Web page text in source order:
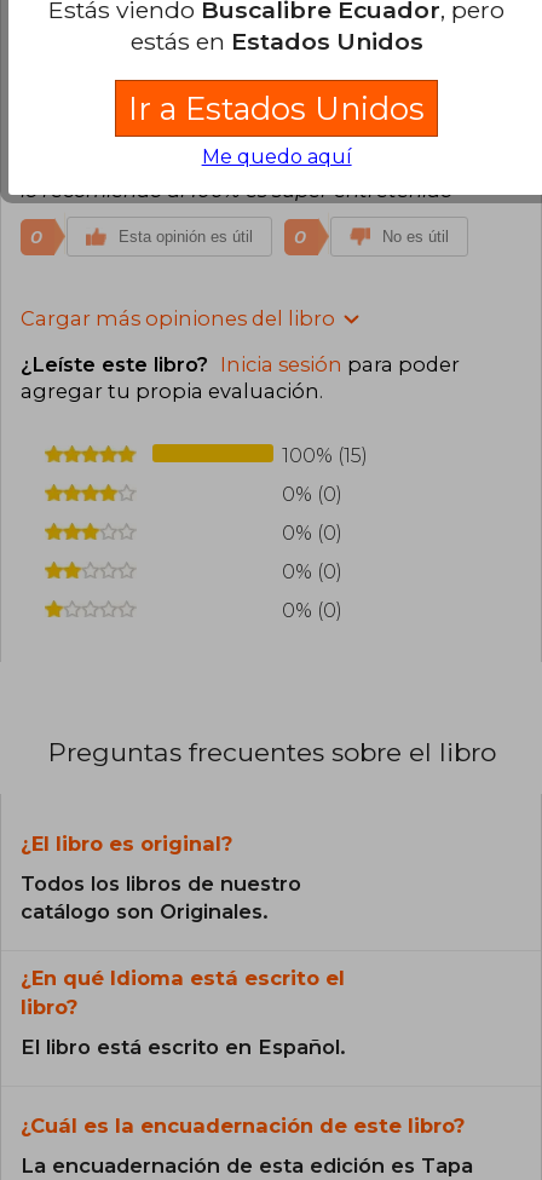
Esta opinión es útil 0 No es útil
Merly Martínez
Miércoles 20 de Julio,
Compra Verificada
lo recomiendo al 100% es super entretenido
0 Esta opinión es útil 0 No es útil
Cargar más opiniones del libro
¿Leíste este libro? Inicia sesión para poder
agregar tu propia evaluación.
100% (15)
0% (0)
0% (0)
0% (0)
0% (0)
Preguntas frecuentes sobre el libro
¿El libro es original?
Todos los libros de nuestro
catálogo son Originales.
¿En qué Idioma está escrito el
libro?
El libro está escrito en Español.
¿Cuál es la encuadernación de este libro?
La encuadernación de esta edición es Tapa
Estás viendo Buscalibre Ecuador, pero
estás en Estados Unidos
Ir a Estados Unidos
Me quedo aquí